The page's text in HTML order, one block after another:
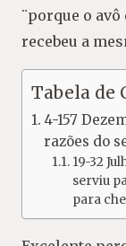
¨porque o
recebeu a
Tabela de
4-157
razões do
19-32
serviu
para